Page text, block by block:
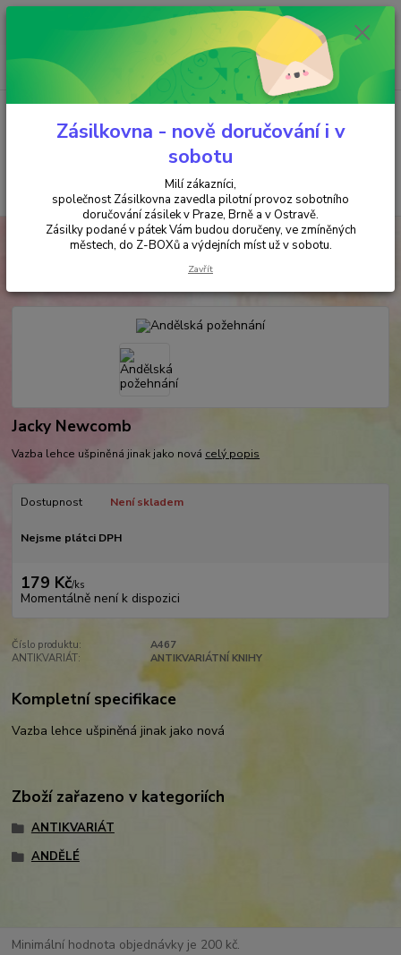
Minimální hodnota objednávky je 200 kč. Při nákupu nad 2000,- Kč je
požadována platba předem na účet.
Menu
+420 737 737 037
(Po-Pá, 9-18 hod.)
za
ANTIKVARIÁT Andělská požehnání
Andělská požehnání
Jacky Newcomb
Vazba lehce ušpiněná jinak jako nová celý popis
Dostupnost Není skladem
Nejsme plátci DPH
179 Kč/ks
Momentálně není k dispozici
Číslo produktu:
A467
ANTIKVARIÁT:
ANTIKVARIÁTNÍ KNIHY
Kompletní specifikace
Vazba lehce ušpiněná jinak jako nová
Zboží zařazeno v kategoriích
ANTIKVARIÁT
ANDĚLÉ
Minimální hodnota objednávky je 200 kč.
Zásilkovna - nově doručování i v
sobotu
Milí zákazníci,
společnost Zásilkovna zavedla pilotní provoz sobotního
doručování zásilek v Praze, Brně a v Ostravě.
Zásilky podané v pátek Vám budou doručeny, ve zmíněných
městech, do Z-BOXů a výdejních míst už v sobotu.
Zavřít